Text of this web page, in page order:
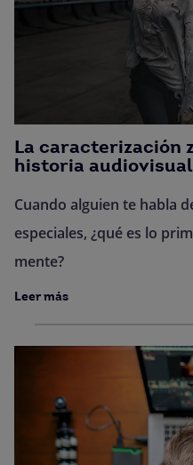
La caracterización
historia audiovisual
Cuando alguien te habla
especiales, ¿qué es lo
mente?
Leer más